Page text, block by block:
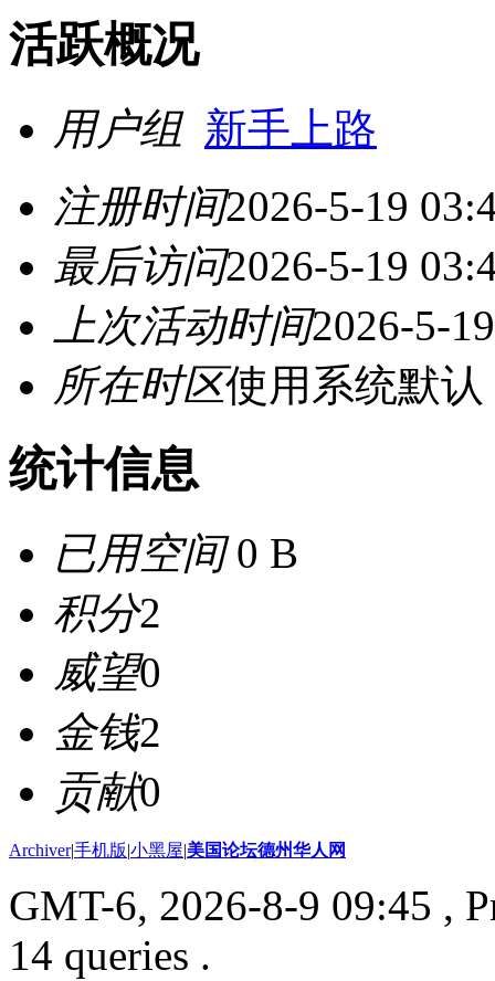
活跃概况
用户组 新手上路
注册时间2026-5-19
最后访问2026-5-19
上次活动时间2026-5-
所在时区使用系统默认
统计信息
已用空间0 B
积分2
威望0
金钱2
贡献0
Archiver|手机版|小黑屋|美国论坛德州华人网
GMT-6, 2026-8-9 09:45 ,
14 queries .